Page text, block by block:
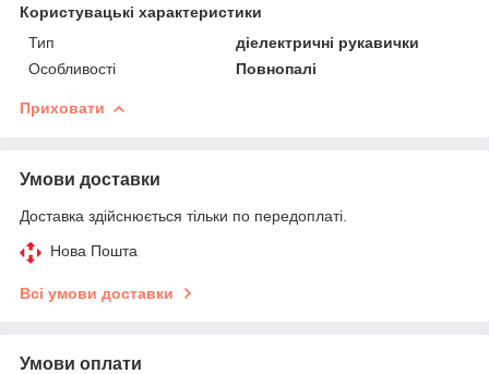
Користувацькі характеристики
Тип
діелектричні рукавички
Особливості
Повнопалі
Приховати
Умови доставки
Доставка здійснюється тільки по передоплаті.
Нова Пошта
Всі умови доставки
Умови оплати